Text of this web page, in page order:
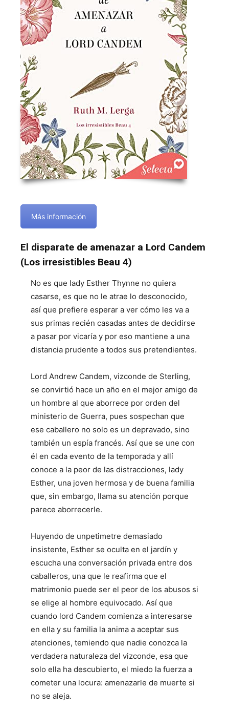
Más información
El disparate de amenazar a Lord Candem
(Los irresistibles Beau 4)
No es que lady Esther Thynne no quiera
casarse, es que no le atrae lo desconocido,
así que prefiere esperar a ver cómo les va a
sus primas recién casadas antes de decidirse
a pasar por vicaría y por eso mantiene a una
distancia prudente a todos sus pretendientes.
Lord Andrew Candem, vizconde de Sterling,
se convirtió hace un año en el mejor amigo de
un hombre al que aborrece por orden del
ministerio de Guerra, pues sospechan que
ese caballero no solo es un depravado, sino
también un espía francés. Así que se une con
él en cada evento de la temporada y allí
conoce a la peor de las distracciones, lady
Esther, una joven hermosa y de buena familia
que, sin embargo, llama su atención porque
parece aborrecerle.
Huyendo de unpetimetre demasiado
insistente, Esther se oculta en el jardín y
escucha una conversación privada entre dos
caballeros, una que le reafirma que el
matrimonio puede ser el peor de los abusos si
se elige al hombre equivocado. Así que
cuando lord Candem comienza a interesarse
en ella y su familia la anima a aceptar sus
atenciones, temiendo que nadie conozca la
verdadera naturaleza del vizconde, esa que
solo ella ha descubierto, el miedo la fuerza a
cometer una locura: amenazarle de muerte si
no se aleja.